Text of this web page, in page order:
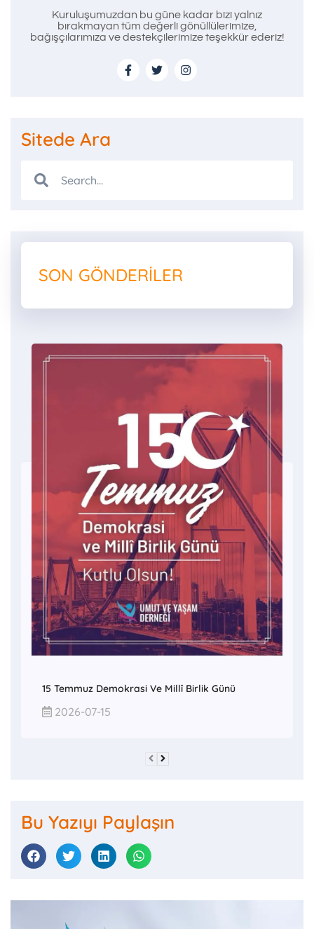
Kuruluşumuzdan bu güne kadar bizi yalnız
bırakmayan tüm değerli gönüllülerimize,
bağışçılarımıza ve destekçilerimize teşekkür ederiz!
Sitede Ara
SON GÖNDERILER
15 Temmuz Demokrasi Ve Millî Birlik Günü
2026-07-15
Bu Yazıyı Paylaşın